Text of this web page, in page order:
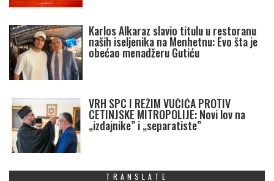
Karlos Alkaraz slavio titulu u restoranu
naših iseljenika na Menhetnu: Evo šta je
obećao menadžeru Gutiću
VRH SPC I REŽIM VUČIĆA PROTIV
CETINJSKE MITROPOLIJE: Novi lov na
„izdajnike” i „separatiste”
TRANSLATE